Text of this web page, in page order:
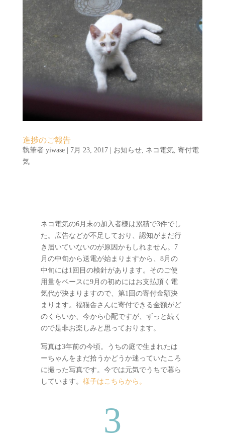
進捗のご報告
執筆者 yiwase| 7月 23, 2017| お知らせ, ネコ電気, 寄付電
気
ネコ電気の6月末の加入者様は累積で3件でし
た。広告などが不足しており、認知がまだ行
き届いていないのが原因かもしれません。7
月の中旬から送電が始まりますから、8月の
中旬には1回目の検針があります。そのご使
用量をベースに9月の初めにはお支払頂く電
気代が決まりますので、第1回の寄付金額決
まります。福猫舎さんに寄付できる金額がど
のくらいか、今から心配ですが、ずっと続く
ので是非お楽しみと思っております。
写真は3年前の今頃。うちの庭で生まれたは
ーちゃんをまだ拾うかどうか迷っていたころ
に撮った写真です。今では元気でうちで暮ら
しています。 様子はこちらから。
3